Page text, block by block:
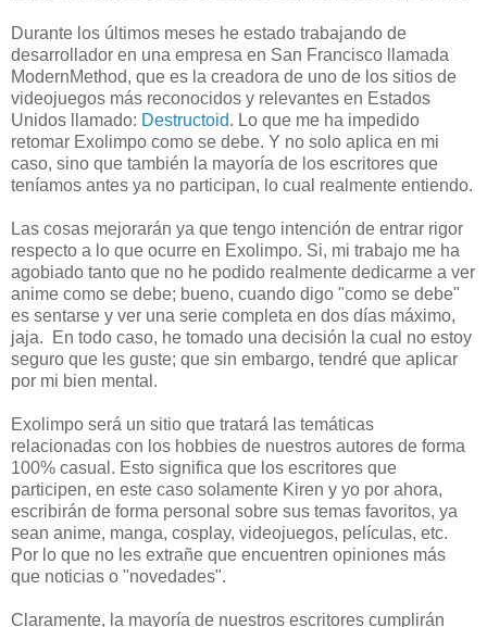
Durante los últimos meses he estado trabajando de
desarrollador en una empresa en San Francisco llamada
ModernMethod, que es la creadora de uno de los sitios de
videojuegos más reconocidos y relevantes en Estados
Unidos llamado: Destructoid. Lo que me ha impedido
retomar Exolimpo como se debe. Y no solo aplica en mi
caso, sino que también la mayoría de los escritores que
teníamos antes ya no participan, lo cual realmente entiendo.
Las cosas mejorarán ya que tengo intención de entrar rigor
respecto a lo que ocurre en Exolimpo. Si, mi trabajo me ha
agobiado tanto que no he podido realmente dedicarme a ver
anime como se debe; bueno, cuando digo "como se debe"
es sentarse y ver una serie completa en dos días máximo,
jaja. En todo caso, he tomado una decisión la cual no estoy
seguro que les guste; que sin embargo, tendré que aplicar
por mi bien mental.
Exolimpo será un sitio que tratará las temáticas
relacionadas con los hobbies de nuestros autores de forma
100% casual. Esto significa que los escritores que
participen, en este caso solamente Kiren y yo por ahora,
escribirán de forma personal sobre sus temas favoritos, ya
sean anime, manga, cosplay, videojuegos, películas, etc.
Por lo que no les extrañe que encuentren opiniones más
que noticias o "novedades".
Claramente, la mayoría de nuestros escritores cumplirán